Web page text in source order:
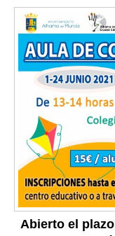
Abierto el